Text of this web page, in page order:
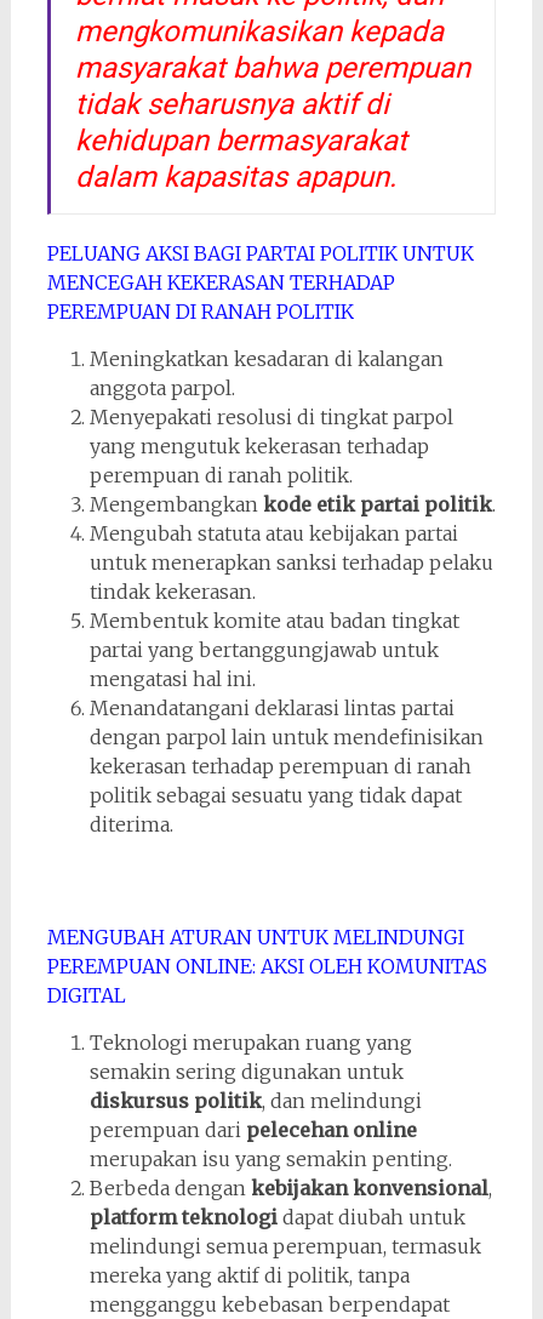
mengkomunikasikan kepada
masyarakat bahwa perempuan
tidak seharusnya aktif di
kehidupan bermasyarakat
dalam kapasitas apapun.
PELUANG AKSI BAGI PARTAI POLITIK UNTUK
MENCEGAH KEKERASAN TERHADAP
PEREMPUAN DI RANAH POLITIK
Meningkatkan kesadaran di kalangan
anggota parpol.
Menyepakati resolusi di tingkat parpol
yang mengutuk kekerasan terhadap
perempuan di ranah politik.
Mengembangkan kode etik partai politik.
Mengubah statuta atau kebijakan partai
untuk menerapkan sanksi terhadap pelaku
tindak kekerasan.
Membentuk komite atau badan tingkat
partai yang bertanggungjawab untuk
mengatasi hal ini.
Menandatangani deklarasi lintas partai
dengan parpol lain untuk mendefinisikan
kekerasan terhadap perempuan di ranah
politik sebagai sesuatu yang tidak dapat
diterima.
MENGUBAH ATURAN UNTUK MELINDUNGI
PEREMPUAN ONLINE: AKSI OLEH KOMUNITAS
DIGITAL
Teknologi merupakan ruang yang
semakin sering digunakan untuk
diskursus politik, dan melindungi
perempuan dari pelecehan online
merupakan isu yang semakin penting.
Berbeda dengan kebijakan konvensional,
platform teknologidapat diubah untuk
melindungi semua perempuan, termasuk
mereka yang aktif di politik, tanpa
mengganggu kebebasan berpendapat